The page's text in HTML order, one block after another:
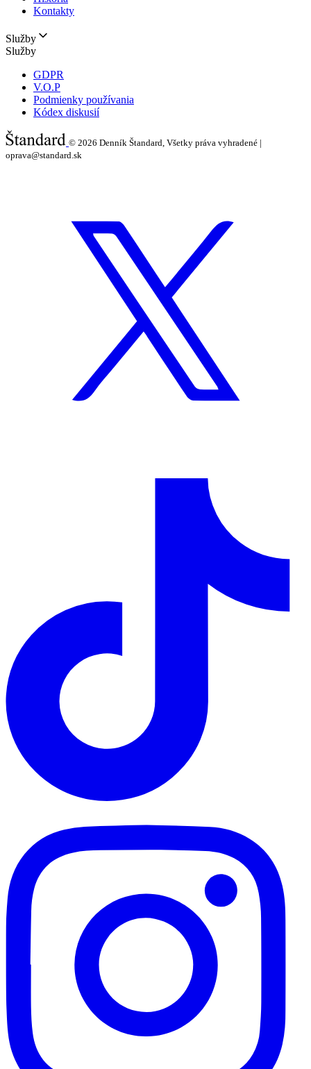
Kontakty
Služby
Služby
GDPR
V.O.P
Podmienky používania
Kódex diskusií
© 2026 Denník Štandard, Všetky práva vyhradené |
oprava@standard.sk